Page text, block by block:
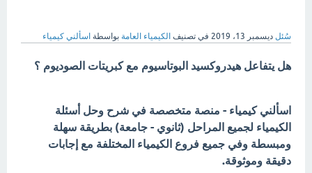
سُئل ديسمبر 13، 2019 في تصنيف الكيمياء العامة بواسطة اسألني كيمياء
هل يتفاعل هيدروكسيد البوتاسيوم مع كبريتات الصوديوم ؟
اسألني كيمياء - منصة متخصصة في شرح وحل أسئلة
الكيمياء لجميع المراحل (ثانوي - جامعة) بطريقة سهلة
ومبسطة وفي جميع فروع الكيمياء المختلفة مع إجابات
دقيقة وموثوقة.